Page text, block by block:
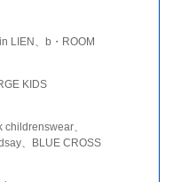
LIEN、b・ROOM
KIDS
、
、BLUE CROSS